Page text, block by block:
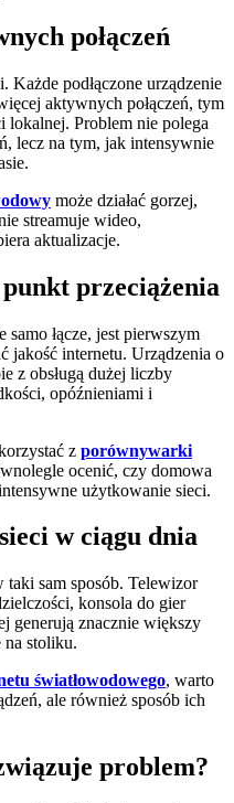
połączeń
Każde podłączone urządzenie
aktywnych połączeń, tym
lokalnej. Problem nie polega
lecz na tym, jak intensywnie
może działać gorzej,
streamuje wideo,
aktualizacje.
przeciążenia
łącze, jest pierwszym
jakość internetu. Urządzenia o
z obsługą dużej liczby
opóźnieniami i
z porównywarki
ocenić, czy domowa
użytkowanie sieci.
w ciągu dnia
taki sam sposób. Telewizor
konsola do gier
generują znacznie większy
na stoliku.
światłowodowego, warto
ale również sposób ich
problem?